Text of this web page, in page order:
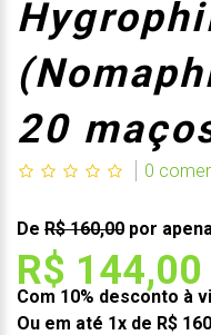
20
0
De R$ 160,00 por
R$ 144,00
Com 10% desconto à
Ou em até 1x de R$